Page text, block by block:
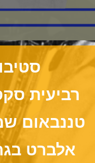
רביעית
טננבאום
אלברט